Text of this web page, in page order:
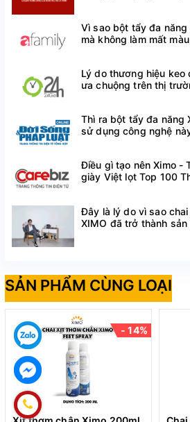
Vì sao bột tẩy đa
mà không làm mất
Lý do thương hiệu keo
ưa chuộng trên thị
Thì ra bột tẩy đa năng
sử dụng công nghệ
Điều gì tạo nên Ximo -
giày Việt lọt Top 100
Đây là lý do vì sao
XIMO đã trở thành
SẢN PHẨM CÙNG LOẠI
- 14%